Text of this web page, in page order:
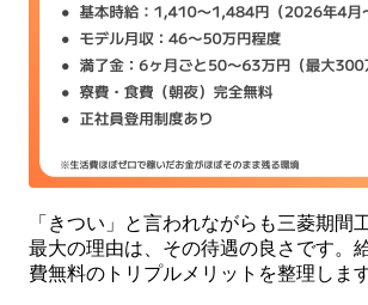
「きつい」と言われながらも三菱期間
最大の理由は、その待遇の良さです。
費無料のトリプルメリットを整理します